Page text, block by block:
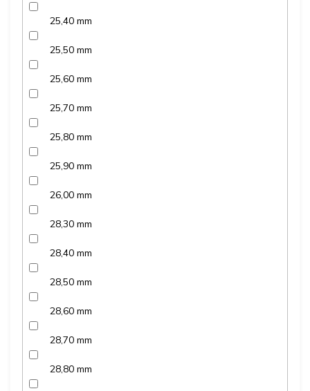
25,40 mm
25,50 mm
25,60 mm
25,70 mm
25,80 mm
25,90 mm
26,00 mm
28,30 mm
28,40 mm
28,50 mm
28,60 mm
28,70 mm
28,80 mm